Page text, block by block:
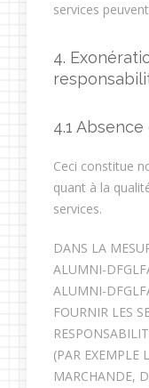
services
4.
4.1
Ceci constitue
quant à la
services.
DANS LA
ALUMNI-
ALUMNI-
FOURNIR LES
(PAR EXEMPLE
MARCHANDE,